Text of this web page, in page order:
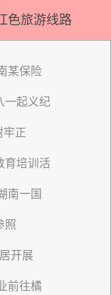
色旅游线路
某保险
一起义纪
牢正
育培训活
南一国
照
开展
前往橘